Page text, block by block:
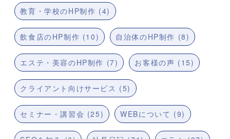
教育・学校のHP制作 (4)
飲食店のHP制作 (10) 自治体のHP制作 (8)
エステ・美容のHP制作 (7) お客様の声 (15)
クライアント向けサービス (5)
セミナー・講習会 (25) WEBについて (9)